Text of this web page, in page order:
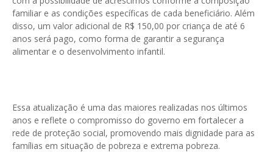
familiar e as condições específicas de cada beneficiário. Além
disso, um valor adicional de R$ 150,00 por criança de até 6
anos será pago, como forma de garantir a segurança
alimentar e o desenvolvimento infantil.
Essa atualização é uma das maiores realizadas nos últimos
anos e reflete o compromisso do governo em fortalecer a
rede de proteção social, promovendo mais dignidade para as
famílias em situação de pobreza e extrema pobreza.